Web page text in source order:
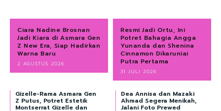
Ciara Nadine Brosnan
Jadi Kiara di Asmara Gen
Z New Era, Siap Hadirkan
Warna Baru
2 AGUSTUS 2026
Resmi Jadi Ortu, Ini
Potret Bahagia Angga
Yunanda dan Shenina
Cinnamon Dikaruniai
Putra Pertama
31 JULI 2026
Gizelle-Rama Asmara Gen
Z Putus, Potret Estetik
Montserrat Gizelle dan
Dea Annisa dan Mazaki
Ahmad Segera Menikah,
Jalani Foto Prewed